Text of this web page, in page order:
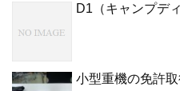
D1（キャンプデ
小型重機の免許取